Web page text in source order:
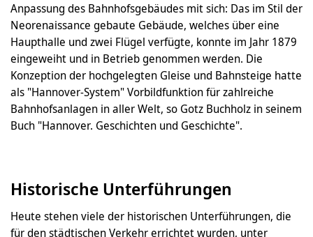
Anpassung des Bahnhofsgebäudes mit sich: Das im Stil der
Neorenaissance gebaute Gebäude, welches über eine
Haupthalle und zwei Flügel verfügte, konnte im Jahr 1879
eingeweiht und in Betrieb genommen werden. Die
Konzeption der hochgelegten Gleise und Bahnsteige hatte
als "Hannover-System" Vorbildfunktion für zahlreiche
Bahnhofsanlagen in aller Welt, so Gotz Buchholz in seinem
Buch "Hannover. Geschichten und Geschichte".
Historische Unterführungen
Heute stehen viele der historischen Unterführungen, die
für den städtischen Verkehr errichtet wurden, unter